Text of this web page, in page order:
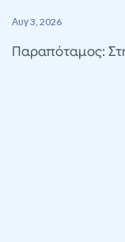
Αυγ 3, 2026
Παραπόταμος: